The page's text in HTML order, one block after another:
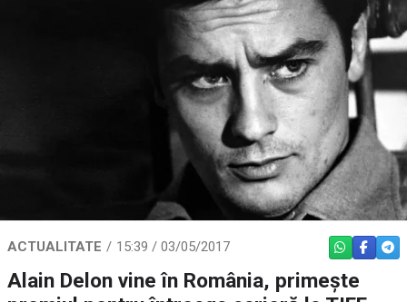
ACTUALITATE 15:39 / 03/05/2017 WHATSAPP
Alain Delon vine în România, primeşte